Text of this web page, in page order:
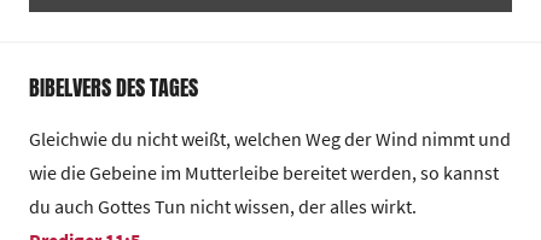
BIBELVERS DES TAGES
Gleichwie du nicht weißt, welchen Weg der Wind nimmt und
wie die Gebeine im Mutterleibe bereitet werden, so kannst
du auch Gottes Tun nicht wissen, der alles wirkt.